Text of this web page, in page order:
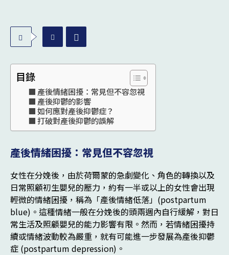
目錄
產後情緒困擾：常見但不容忽視
產後抑鬱的影響
如何應對產後抑鬱症？
打破對產後抑鬱的誤解
產後情緒困擾：常見但不容忽視
女性在分娩後，由於荷爾蒙的急劇變化、角色的轉換以及
日常照顧初生嬰兒的壓力，約有一半或以上的女性會出現
輕微的情緒困擾，稱為「產後情緒低落」(postpartum
blue)。這種情緒一般在分娩後的頭兩週內自行緩解，對日
常生活及照顧嬰兒的能力影響有限。然而，若情緒困擾持
續或情緒波動較為嚴重，就有可能進一步發展為產後抑鬱
症 (postpartum depression)。